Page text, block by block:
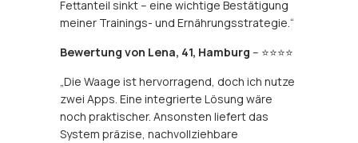
Fettanteil sinkt – eine wichtige Bestätigung
meiner Trainings- und Ernährungsstrategie.“
Bewertung von Lena, 41, Hamburg – ⭐⭐⭐⭐
„Die Waage ist hervorragend, doch ich nutze
zwei Apps. Eine integrierte Lösung wäre
noch praktischer. Ansonsten liefert das
System präzise, nachvollziehbare